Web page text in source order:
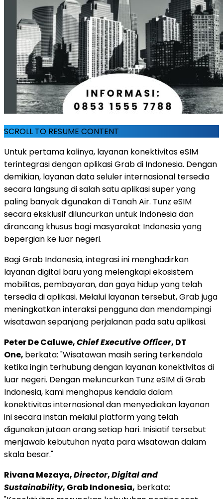
SCROLL TO RESUME CONTENT
Untuk pertama kalinya, layanan konektivitas eSIM
terintegrasi dengan aplikasi Grab di Indonesia. Dengan
demikian, layanan data seluler internasional tersedia
secara langsung di salah satu aplikasi super yang
paling banyak digunakan di Tanah Air. Tunz eSIM
secara eksklusif diluncurkan untuk Indonesia dan
dirancang khusus bagi masyarakat Indonesia yang
bepergian ke luar negeri.
Bagi Grab Indonesia, integrasi ini menghadirkan
layanan digital baru yang melengkapi ekosistem
mobilitas, pembayaran, dan gaya hidup yang telah
tersedia di aplikasi. Melalui layanan tersebut, Grab juga
meningkatkan interaksi pengguna dan mendampingi
wisatawan sepanjang perjalanan pada satu aplikasi.
Peter De Caluwe,Chief Executive Officer, DT
One, berkata: "Wisatawan masih sering terkendala
ketika ingin terhubung dengan layanan konektivitas di
luar negeri. Dengan meluncurkan Tunz eSIM di Grab
Indonesia, kami menghapus kendala dalam
konektivitas internasional dan menyediakan layanan
ini secara instan melalui platform yang telah
digunakan jutaan orang setiap hari. Inisiatif tersebut
menjawab kebutuhan nyata para wisatawan dalam
skala besar."
Rivana Mezaya,Director,Digital and
Sustainability, Grab Indonesia, berkata: